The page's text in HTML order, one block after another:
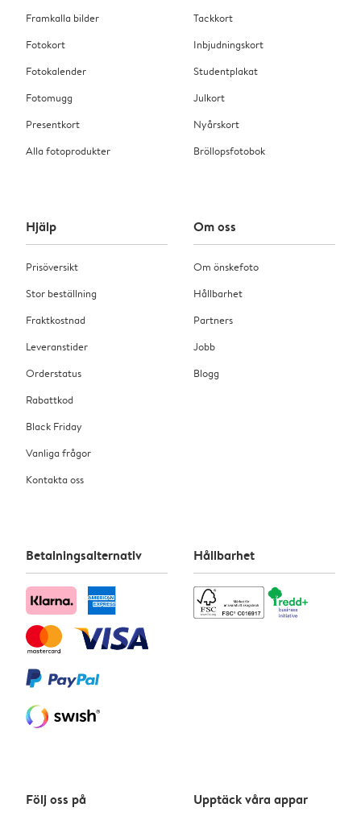
Framkalla bilder
Fotokort
Fotokalender
Fotomugg
Presentkort
Alla fotoprodukter
Tackkort
Inbjudningskort
Studentplakat
Julkort
Nyårskort
Bröllopsfotobok
Hjälp
Prisöversikt
Stor beställning
Fraktkostnad
Leveranstider
Orderstatus
Rabattkod
Black Friday
Vanliga frågor
Kontakta oss
Om oss
Om önskefoto
Hållbarhet
Partners
Jobb
Blogg
Betalningsalternativ Hållbarhet
Följ oss på Upptäck våra appar